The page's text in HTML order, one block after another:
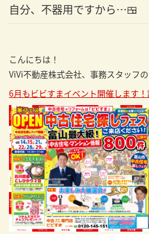
自分、不器用ですから…🍱
こんにちは！
ViVi不動産株式会社、事務スタッフ
6月もビビすまイベント開催します